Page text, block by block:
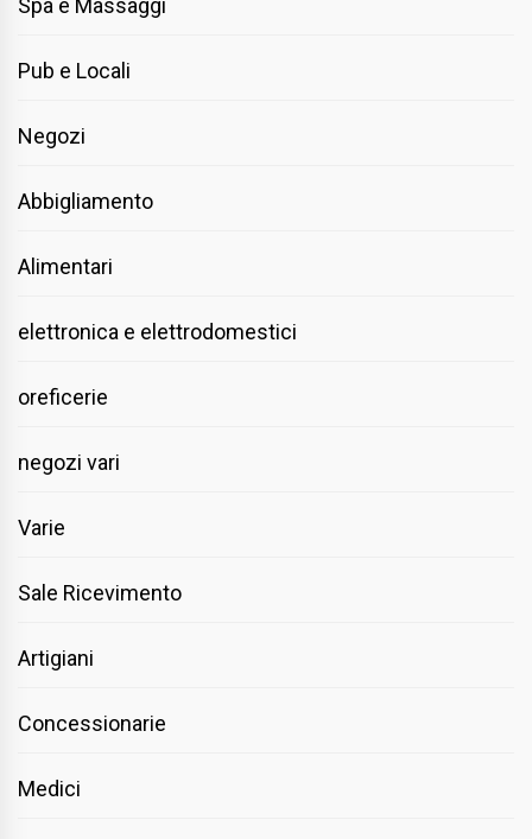
Spa e Massaggi
Pub e Locali
Negozi
Abbigliamento
Alimentari
elettronica e elettrodomestici
oreficerie
negozi vari
Varie
Sale Ricevimento
Artigiani
Concessionarie
Medici